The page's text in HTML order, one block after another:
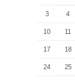
3 4
10 11
17 18
24 25